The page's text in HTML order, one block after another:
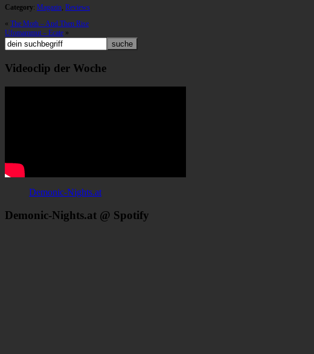
Category: Magazin, Reviews
« The Moth – And Then Rise
Ufomammut – Ecate »
Videoclip der Woche
Demonic-Nights.at
Demonic-Nights.at @ Spotify